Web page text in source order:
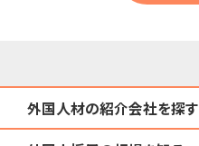
外国人材の紹介会社を探す